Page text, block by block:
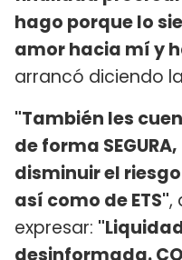
hago porque lo
amor hacia mí y
arrancó diciendo
"También les
de forma
disminuir el
así como de ETS",
expresar:
desinformada.